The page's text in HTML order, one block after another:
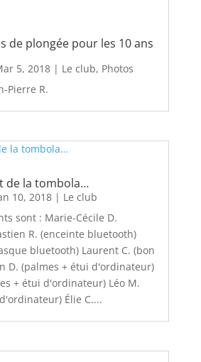
de plongée pour les 10 ans
5, 2018| Le club, Photos
Pierre R.
de la tombola…
10, 2018| Le club
sont : Marie-Cécile D.
R. (enceinte bluetooth)
bluetooth) Laurent C. (bon
D. (palmes + étui d'ordinateur)
+ étui d'ordinateur) Léo M.
Élie C....